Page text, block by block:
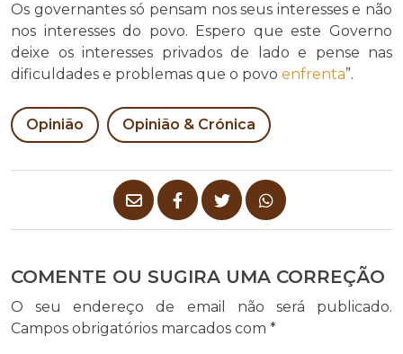
Os governantes só pensam nos seus interesses e não
nos interesses do povo. Espero que este Governo
deixe os interesses privados de lado e pense nas
dificuldades e problemas que o povo enfrenta”.
Opinião Opinião & Crónica
COMENTE OU SUGIRA UMA CORREÇÃO
O seu endereço de email não será publicado.
Campos obrigatórios marcados com *